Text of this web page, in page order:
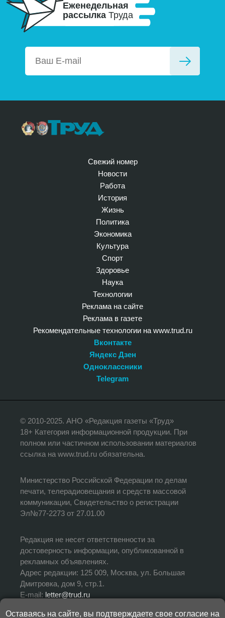
Еженедельная
рассылка Труда
Свежий номер
Новости
Работа
История
Жизнь
Политика
Экономика
Культура
Спорт
Здоровье
Наука
Технологии
Реклама на сайте
Реклама в газете
Рекомендательные технологии на www.trud.ru
Вконтакте
Яндекс Дзен
Одноклассники
Telegram
© 2010-2025. АНО «Редакция газеты «Труд»
18+ Категория информационной продукции. При
полном или частичном использовании материалов
ссылка на www.trud.ru обязательна.
Министерство Российской Федерации по делам
печати, телерадиовещания и средств массовой
коммуникации, Свидетельство о регистрации
Эл№77-2273 от 27.01.00
Редакция не несет ответственности за
достоверность информации, опубликованной в
рекламных объявлениях.
Адрес редакции: 125 009, Москва, ул. Большая
Дмитровка, дом 9, стр.1.
E-mail: letter@trud.ru
Оставаясь на сайте, вы подтверждаете свое согласие на